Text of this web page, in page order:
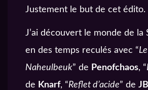
Justement le but de cet édito.
J’ai découvert le monde de la
en des temps reculés avec “
Naheulbeuk” de Penofchaos, “
de Knarf, “Reflet d’acide” de